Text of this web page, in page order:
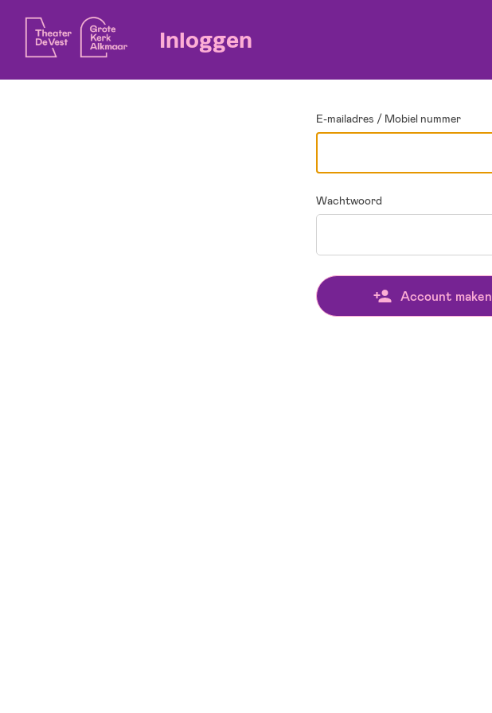
Ga terug
Inloggen
E-mailadres / Mobiel nummer
Wachtwoord
Account maken